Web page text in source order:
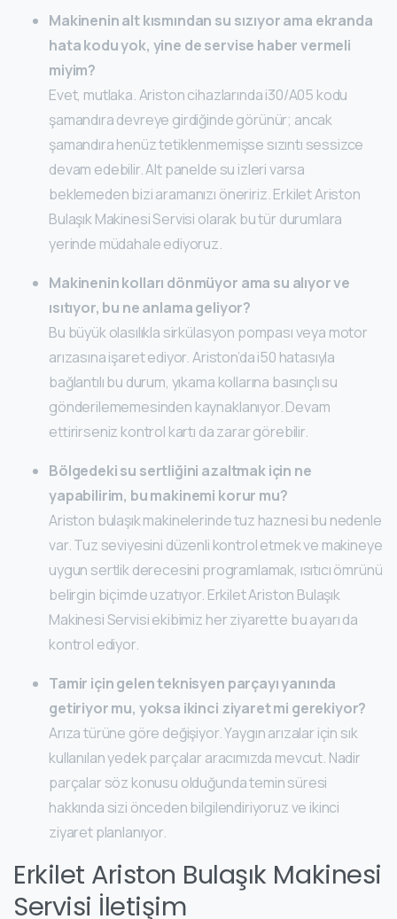
Makinenin alt kısmından su sızıyor ama ekranda
hata kodu yok, yine de servise haber vermeli
miyim?
Evet, mutlaka. Ariston cihazlarında i30/A05 kodu
şamandıra devreye girdiğinde görünür; ancak
şamandıra henüz tetiklenmemişse sızıntı sessizce
devam edebilir. Alt panelde su izleri varsa
beklemeden bizi aramanızı öneririz. Erkilet Ariston
Bulaşık Makinesi Servisi olarak bu tür durumlara
yerinde müdahale ediyoruz.
Makinenin kolları dönmüyor ama su alıyor ve
ısıtıyor, bu ne anlama geliyor?
Bu büyük olasılıkla sirkülasyon pompası veya motor
arızasına işaret ediyor. Ariston’da i50 hatasıyla
bağlantılı bu durum, yıkama kollarına basınçlı su
gönderilememesinden kaynaklanıyor. Devam
ettirirseniz kontrol kartı da zarar görebilir.
Bölgedeki su sertliğini azaltmak için ne
yapabilirim, bu makinemi korur mu?
Ariston bulaşık makinelerinde tuz haznesi bu nedenle
var. Tuz seviyesini düzenli kontrol etmek ve makineye
uygun sertlik derecesini programlamak, ısıtıcı ömrünü
belirgin biçimde uzatıyor. Erkilet Ariston Bulaşık
Makinesi Servisi ekibimiz her ziyarette bu ayarı da
kontrol ediyor.
Tamir için gelen teknisyen parçayı yanında
getiriyor mu, yoksa ikinci ziyaret mi gerekiyor?
Arıza türüne göre değişiyor. Yaygın arızalar için sık
kullanılan yedek parçalar aracımızda mevcut. Nadir
parçalar söz konusu olduğunda temin süresi
hakkında sizi önceden bilgilendiriyoruz ve ikinci
ziyaret planlanıyor.
Erkilet Ariston Bulaşık Makinesi
Servisi İletişim